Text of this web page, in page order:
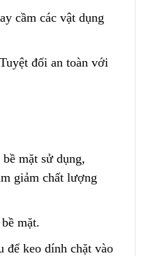
cầm các vật dụng
đối an toàn với
mặt sử dụng,
giảm chất lượng
mặt.
để keo dính chặt vào